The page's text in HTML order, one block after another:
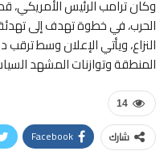
وكان ترامب الرئيس الأمريكي،
الحرب، في خطوة تهدف إلى
النزاع، ويأتي الإعلان وسط
المنطقة وتوازنات المشهد
14
شارك Facebook